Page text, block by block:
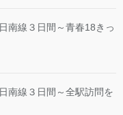
南線３日間～青春18きっ
南線３日間～全駅訪問を